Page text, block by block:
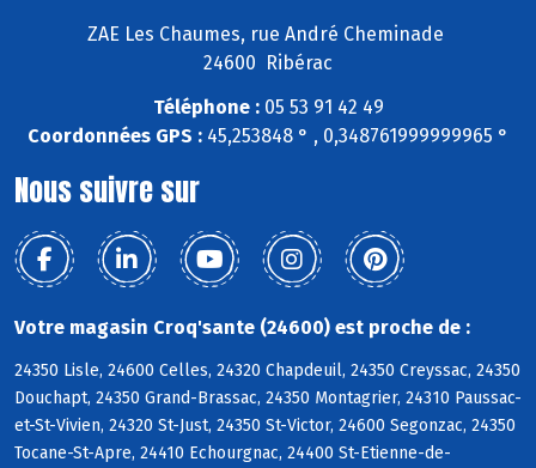
ZAE Les Chaumes, rue André Cheminade
24600 Ribérac
Téléphone :05 53 91 42 49
Coordonnées GPS : 45,253848 ° , 0,348761999999965 °
Nous suivre sur
Votre magasin Croq'sante (24600) est proche de :
24350 Lisle, 24600 Celles, 24320 Chapdeuil, 24350 Creyssac, 24350
Douchapt, 24350 Grand-Brassac, 24350 Montagrier, 24310 Paussac-
et-St-Vivien, 24320 St-Just, 24350 St-Victor, 24600 Segonzac, 24350
Tocane-St-Apre, 24410 Echourgnac, 24400 St-Etienne-de-